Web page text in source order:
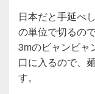
日本だと手延べ
の単位で切るの
3mのビャンビャ
口に入るので、
す。